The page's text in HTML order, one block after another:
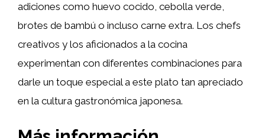
adiciones como huevo cocido, cebolla verde,
brotes de bambú o incluso carne extra. Los chefs
creativos y los aficionados a la cocina
experimentan con diferentes combinaciones para
darle un toque especial a este plato tan apreciado
en la cultura gastronómica japonesa.